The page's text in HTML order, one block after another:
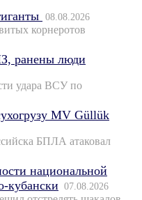
08.08.2026
корнеротов
ранены люди
удара ВСУ по
MV Güllük
БПЛА атаковал
национальной
кубански 07.08.2026